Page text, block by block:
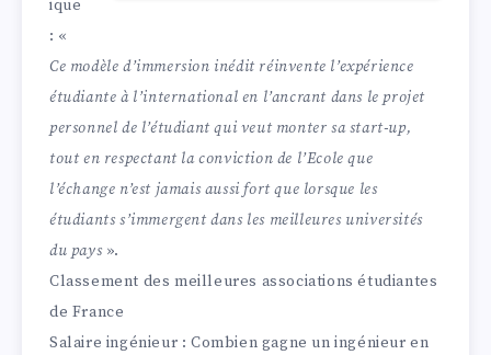
ique
: «
Ce modèle d’immersion inédit réinvente l’expérience
étudiante à l’international en l’ancrant dans le projet
personnel de l’étudiant qui veut monter sa start-up,
tout en respectant la conviction de l’Ecole que
l’échange n’est jamais aussi fort que lorsque les
étudiants s’immergent dans les meilleures universités
du pays ».
Classement des meilleures associations étudiantes
de France
Salaire ingénieur : Combien gagne un ingénieur en